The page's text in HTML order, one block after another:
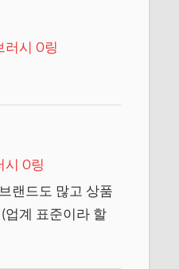
러시 O링
시 O링
랜드도 많고 상품
업계 표준이라 할